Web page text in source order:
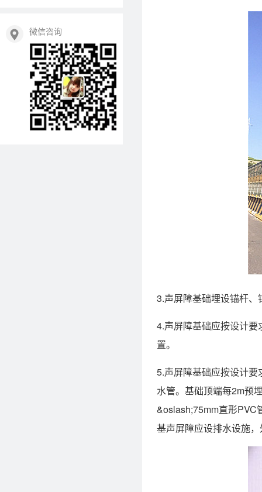
微信咨询
3.声屏障基础埋设锚杆
4.声屏障基础应按设计
置。
5.声屏障基础应按设计
水管。基础顶端每2m预
&oslash;75mm直形PVC
基声屏障应设排水设施